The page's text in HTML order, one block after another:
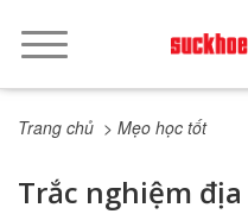
Trang chủ > Mẹo học tốt
Trắc nghiệm